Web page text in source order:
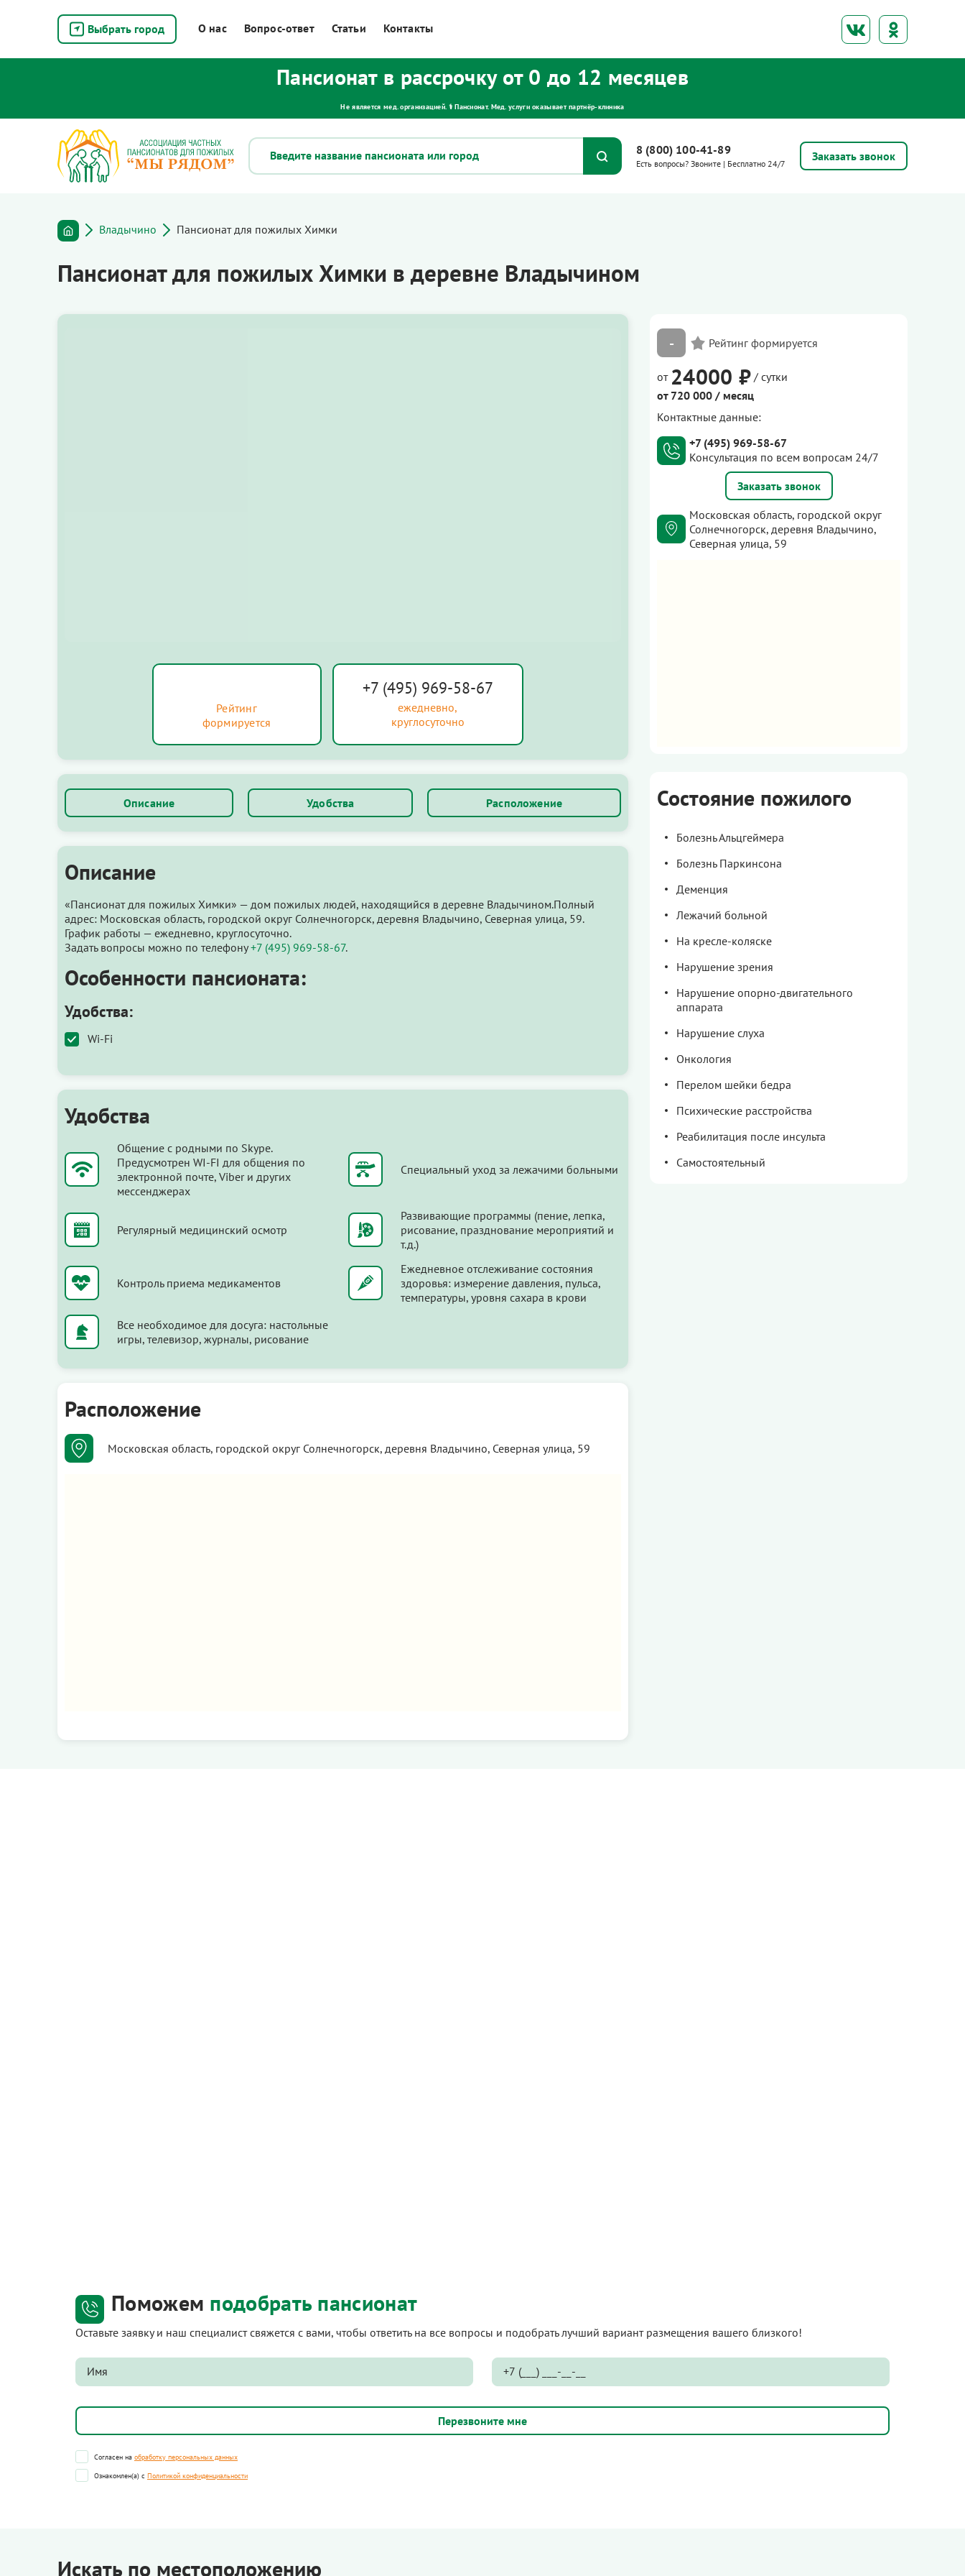
Выбрать город О нас Вопрос-ответ Статьи Контакты
Пансионат в рассрочку от 0 до 12 месяцев
Не является мед. организацией. ⚕ Пансионат. Мед. услуги оказывает партнёр‑клиника
8 (800) 100-41-89
Есть вопросы? Звоните | Бесплатно 24/7
Заказать звонок
Владычино Пансионат для пожилых Химки
Пансионат для пожилых Химки в деревне Владычином
Рейтинг
формируется
+7 (495) 969-58-67
ежедневно,
круглосуточно
Описание Удобства Расположение
Описание
«Пансионат для пожилых Химки» — дом пожилых людей, находящийся в деревне Владычином.Полный
адрес: Московская область, городской округ Солнечногорск, деревня Владычино, Северная улица, 59.
График работы — ежедневно, круглосуточно.
Задать вопросы можно по телефону+7 (495) 969-58-67.
Особенности пансионата:
Удобства:
Wi-Fi
Удобства
Общение с родными по Skype.
Предусмотрен WI-FI для общения по
электронной почте, Viber и других
мессенджерах
Специальный уход за лежачими больными
Регулярный медицинский осмотр
Развивающие программы (пение, лепка,
рисование, празднование мероприятий и
т.д.)
Контроль приема медикаментов
Ежедневное отслеживание состояния
здоровья: измерение давления, пульса,
температуры, уровня сахара в крови
Все необходимое для досуга: настольные
игры, телевизор, журналы, рисование
Расположение
Московская область, городской округ Солнечногорск, деревня Владычино, Северная улица, 59
-
от 24000 ₽ / сутки
от 720 000 / месяц
Контактные данные:
+7 (495) 969-58-67
Консультация по всем вопросам 24/7
Заказать звонок
Московская область, городской округ
Солнечногорск, деревня Владычино,
Северная улица, 59
Состояние пожилого
Болезнь Альцгеймера
Болезнь Паркинсона
Деменция
Лежачий больной
На кресле-коляске
Нарушение зрения
Нарушение опорно-двигательного
аппарата
Нарушение слуха
Онкология
Перелом шейки бедра
Психические расстройства
Реабилитация после инсульта
Самостоятельный
Поможем подобрать пансионат
Оставьте заявку и наш специалист свяжется с вами, чтобы ответить на все вопросы и подобрать лучший вариант размещения вашего близкого!
Согласен на обработку персональных данных
Ознакомлен(а) с Политикой конфиденциальности
Искать по местоположению